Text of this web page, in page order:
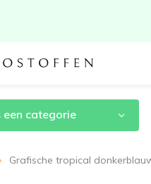
een categorie
Grafische tropical